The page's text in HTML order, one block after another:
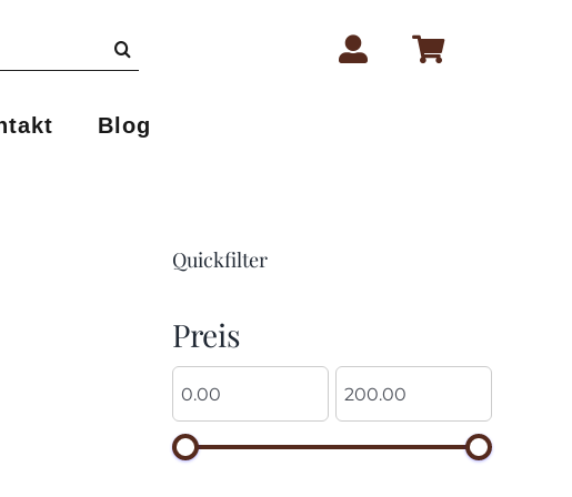
Blog
Quickfilter
Preis